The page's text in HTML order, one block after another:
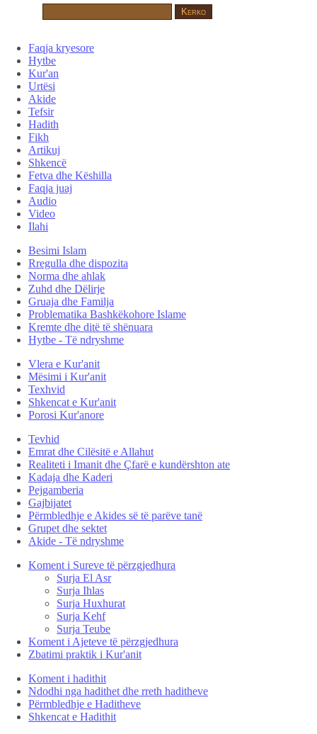
Faqja kryesore
Hytbe
Kur'an
Urtësi
Akide
Tefsir
Hadith
Fikh
Artikuj
Shkencë
Fetva dhe Këshilla
Faqja juaj
Audio
Video
Ilahi
Besimi Islam
Rregulla dhe dispozita
Norma dhe ahlak
Zuhd dhe Dëlirje
Gruaja dhe Familja
Problematika Bashkëkohore Islame
Kremte dhe ditë të shënuara
Hytbe - Të ndryshme
Vlera e Kur'anit
Mësimi i Kur'anit
Texhvid
Shkencat e Kur'anit
Porosi Kur'anore
Tevhid
Emrat dhe Cilësitë e Allahut
Realiteti i Imanit dhe Çfarë e kundërshton ate
Kadaja dhe Kaderi
Pejgamberia
Gajbijatet
Përmbledhje e Akides së të parëve tanë
Grupet dhe sektet
Akide - Të ndryshme
Koment i Sureve të përzgjedhura
Surja El Asr
Surja Ihlas
Surja Huxhurat
Surja Kehf
Surja Teube
Koment i Ajeteve të përzgjedhura
Zbatimi praktik i Kur'anit
Koment i hadithit
Ndodhi nga hadithet dhe rreth haditheve
Përmbledhje e Haditheve
Shkencat e Hadithit